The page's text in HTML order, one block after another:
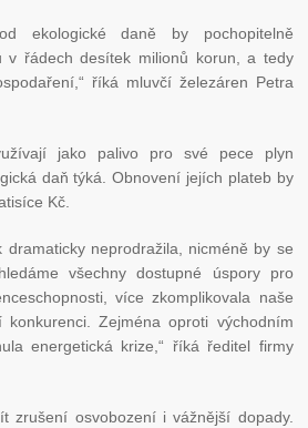
ekologické daně by pochopitelně
v řádech desítek milionů korun, a tedy
říká mluvčí železáren Petra
jako palivo pro své pece plyn
daň týká. Obnovení jejích plateb by
Kč.
dramaticky neprodražila, nicméně by se
všechny dostupné úspory pro
více zkomplikovala naše
konkurenci. Zejména oproti východním
energetická krize,“ říká ředitel firmy
zrušení osvobození i vážnější dopady.